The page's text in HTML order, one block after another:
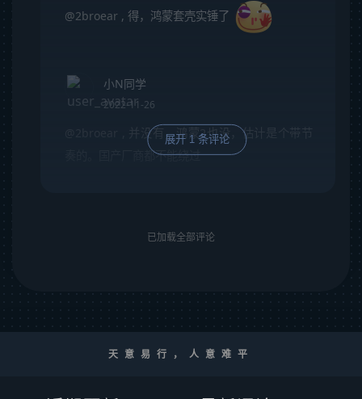
@2broear , 得，鸿蒙套壳实锤了
小N同学
2022-11-26
并没有，鸿蒙2也没，估计是个带节
奏的。国产厂商都不能绕过
展开 1 条评论
已加载全部评论
天意易行，人意难平